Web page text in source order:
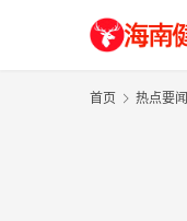
首页 热点要闻